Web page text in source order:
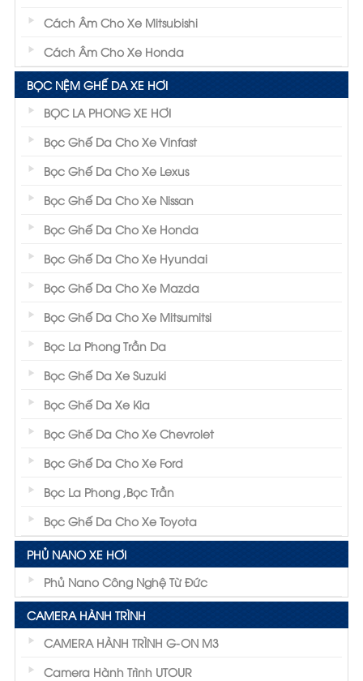
Cách Âm Cho Xe Mitsubishi
Cách Âm Cho Xe Honda
BỌC NỆM GHẾ DA XE HƠI
BỌC LA PHONG XE HƠI
Bọc Ghế Da Cho Xe Vinfast
Bọc Ghế Da Cho Xe Lexus
Bọc Ghế Da Cho Xe Nissan
Bọc Ghế Da Cho Xe Honda
Bọc Ghế Da Cho Xe Hyundai
Bọc Ghế Da Cho Xe Mazda
Bọc Ghế Da Cho Xe Mitsumitsi
Bọc La Phong Trần Da
Bọc Ghế Da Xe Suzuki
Bọc Ghế Da Xe Kia
Bọc Ghế Da Cho Xe Chevrolet
Bọc Ghế Da Cho Xe Ford
Bọc La Phong ,Bọc Trần
Bọc Ghế Da Cho Xe Toyota
PHỦ NANO XE HƠI
Phủ Nano Công Nghệ Từ Đức
CAMERA HÀNH TRÌNH
CAMERA HÀNH TRÌNH G-ON M3
Camera Hành Trình UTOUR